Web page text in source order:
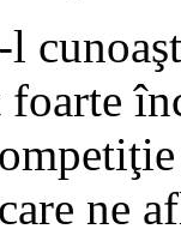
foarte
ne